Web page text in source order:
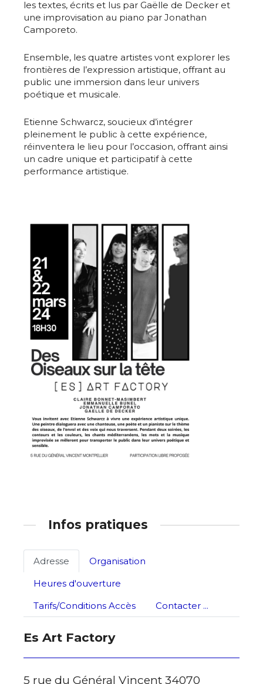
Adresse email*
Nom
Prénom
Statut / Organisation
J'accepte lestermes et conditions
* Champ obligatoire
Adresse email*
Prénom
les textes, écrits et lus par Gaëlle de Decker et
une improvisation au piano par Jonathan
Camporeto.
Ensemble, les quatre artistes vont explorer les
frontières de l’expression artistique, offrant au
public une immersion dans leur univers
poétique et musicale.
Etienne Schwarcz, soucieux d’intégrer
pleinement le public à cette expérience,
réinventera le lieu pour l’occasion, offrant ainsi
un cadre unique et participatif à cette
performance artistique.
Infos pratiques
Adresse
Organisation
Heures d'ouverture
Tarifs/Conditions Accès
Contacter ...
Es Art Factory
5 rue du Général Vincent 34070